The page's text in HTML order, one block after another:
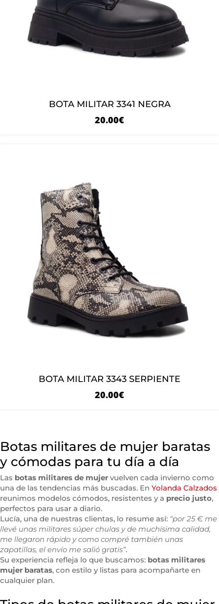
BOTA MILITAR 3341 NEGRA
20.00€
BOTA MILITAR 3343 SERPIENTE
20.00€
Botas militares de mujer baratas
y cómodas para tu día a día
Las botas militares de mujer vuelven cada invierno como
una de las tendencias más buscadas. En Yolanda Calzados
reunimos modelos cómodos, resistentes y a precio justo,
perfectos para usar a diario.
Lucía, una de nuestras clientas, lo resume así: “por 25 € me
llevé unas militares súper chulas y de muchísima calidad,
me llegaron rápido y como compré también unas
zapatillas, el envío me salió gratis”.
Su experiencia refleja lo que buscamos: botas militares
mujer baratas, con estilo y listas para acompañarte en
cualquier plan.